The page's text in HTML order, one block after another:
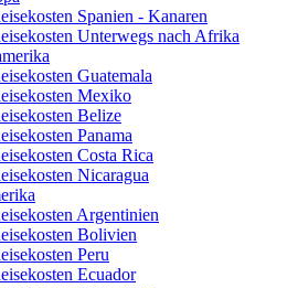
Spanien - Kanaren
Unterwegs nach Afrika
Guatemala
Mexiko
Belize
Panama
Costa Rica
Nicaragua
Argentinien
Bolivien
Peru
Ecuador